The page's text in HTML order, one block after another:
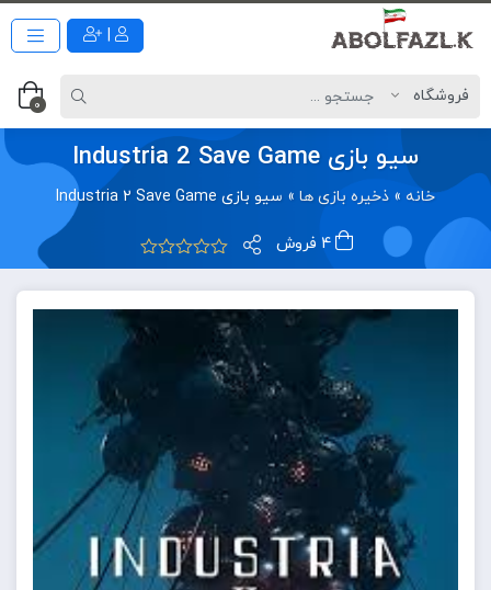
0
سیو بازی Industria 2 Save Game
خانه » ذخیره بازی ها » سیو بازی Industria 2 Save Game
4 فروش